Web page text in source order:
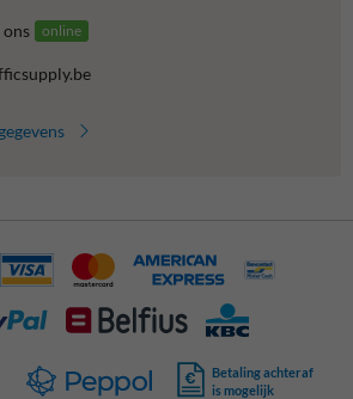
online
Betaling achteraf
is mogelijk